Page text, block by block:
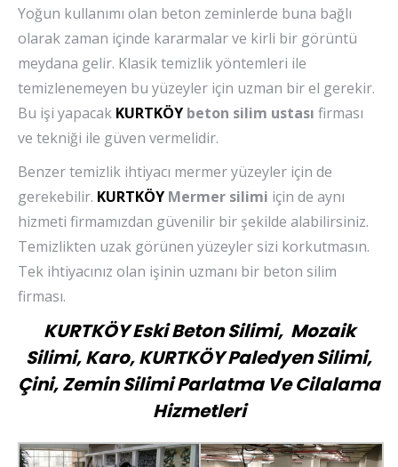
Yoğun kullanımı olan beton zeminlerde buna bağlı
olarak zaman içinde kararmalar ve kirli bir görüntü
meydana gelir. Klasik temizlik yöntemleri ile
temizlenemeyen bu yüzeyler için uzman bir el gerekir.
Bu işi yapacak KURTKÖY beton silim ustası firması
ve tekniği ile güven vermelidir.
Benzer temizlik ihtiyacı mermer yüzeyler için de
gerekebilir. KURTKÖY Mermer silimi için de aynı
hizmeti firmamızdan güvenilir bir şekilde alabilirsiniz.
Temizlikten uzak görünen yüzeyler sizi korkutmasın.
Tek ihtiyacınız olan işinin uzmanı bir beton silim
firması.
KURTKÖY Eski Beton Silimi, Mozaik
Silimi, Karo, KURTKÖY Paledyen Silimi,
Çini, Zemin Silimi Parlatma Ve Cilalama
Hizmetleri